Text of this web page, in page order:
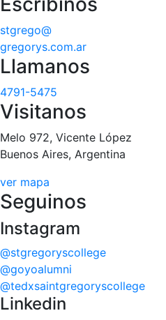
stgrego@
gregorys.com.ar
Llamanos
4791-5475
Visitanos
Melo 972, Vicente López
Buenos Aires, Argentina
ver mapa
Seguinos
Instagram
@stgregoryscollege
@goyoalumni
@tedxsaintgregoryscollege
Linkedin